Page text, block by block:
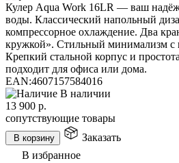
Кулер Aqua Work 16LR — ваш
воды. Классический напольный
компрессорное охлаждение. Два
кружкой». Стильный минимализм с
Крепкий стальной корпус и
подходит для офиса или дома.
EAN:4607157584016
В наличии
13 900 р.
сопутствующие товары
В корзину
Заказать
В избранное